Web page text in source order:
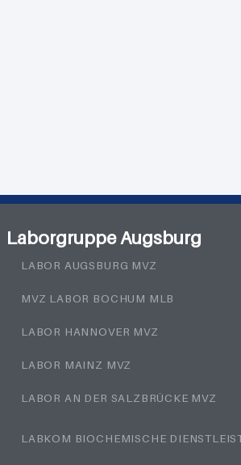
Laborgruppe Augsburg
LABOR AUGSBURG MVZ
MVZ LABOR BOCHUM MLB
LABOR HANNOVER MVZ
LABOR MAINZ MVZ
LABOR AN DER SALZBRÜCKE MVZ
LABKOM BIOCHEMISCHE